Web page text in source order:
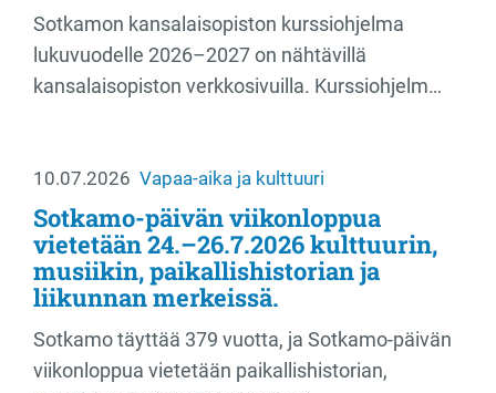
Sotkamon kansalaisopiston kurssiohjelma
lukuvuodelle 2026–2027 on nähtävillä
kansalaisopiston verkkosivuilla. Kurssiohjelm…
10.07.2026 Vapaa-aika ja kulttuuri
Sotkamo-päivän viikonloppua
vietetään 24.–26.7.2026 kulttuurin,
musiikin, paikallishistorian ja
liikunnan merkeissä.
Sotkamo täyttää 379 vuotta, ja Sotkamo-päivän
viikonloppua vietetään paikallishistorian,